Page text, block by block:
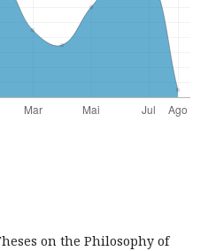
on the Philosophy of